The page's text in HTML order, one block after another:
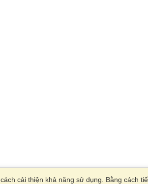
cải thiện khả năng sử dụng. Bằng cách